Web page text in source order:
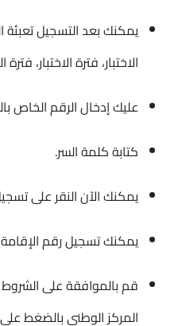
يمكنك بعد التسجيل تعبئة
الاختبار، فترة الاختبار،
عليك إدخال الرقم الخاص
كتابة كلمة السر.
يمكنك الآن النقر على
يمكنك تسجيل رقم
قم بالموافقة على
المركز الوطني بالضغط